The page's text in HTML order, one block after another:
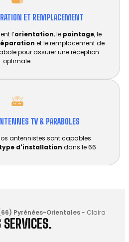
ET REMPLACEMENT​
l’orientation, le pointage, le
et le remplacement de
pour assurer une réception
optimale.
TV & PARABOLES
antennistes sont capables
d'installation dans le 66.
Pyrénées-Orientales- Claira